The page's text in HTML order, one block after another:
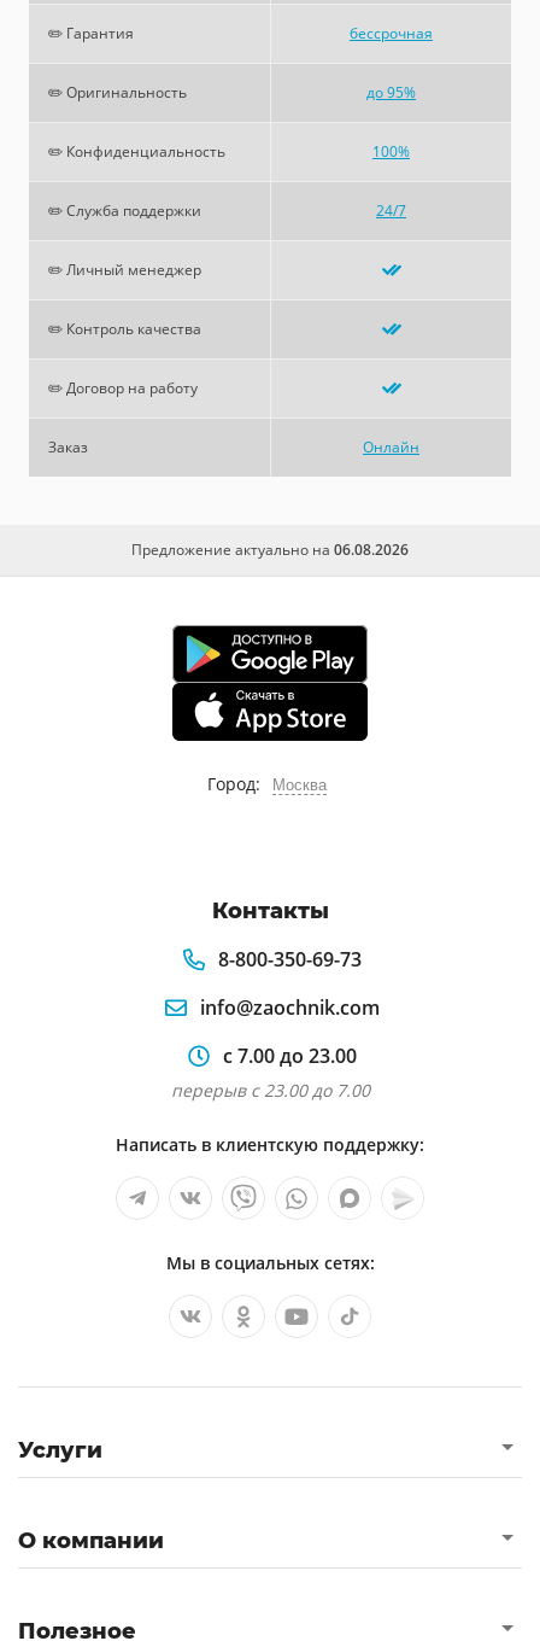
✏️ Гарантия бессрочная
✏️ Оригинальность до 95%
✏️ Конфиденциальность 100%
✏️ Служба поддержки 24/7
✏️ Личный менеджер
✏️ Контроль качества
✏️ Договор на работу
Заказ Онлайн
Предложение актуально на 06.08.2026
Город: Москва
Контакты
8-800-350-69-73
info@zaochnik.com
с 7.00 до 23.00
перерыв с 23.00 до 7.00
Написать в клиентскую поддержку:
Мы в социальных сетях:
Услуги
О компании
Полезное